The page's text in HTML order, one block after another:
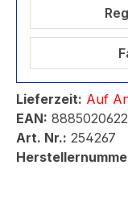
Lieferzeit: Auf
EAN:
Art. Nr.: 254267